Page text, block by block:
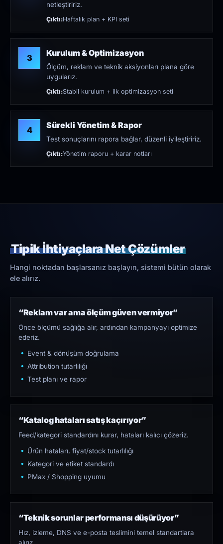
netleştiririz.
Çıktı:Haftalık plan + KPI seti
3 Kurulum & Optimizasyon
Ölçüm, reklam ve teknik aksiyonları plana göre
uygularız.
Çıktı:Stabil kurulum + ilk optimizasyon seti
4 Sürekli Yönetim & Rapor
Test sonuçlarını rapora bağlar, düzenli iyileştiririz.
Çıktı:Yönetim raporu + karar notları
Tipik İhtiyaçlara Net Çözümler
Hangi noktadan başlarsanız başlayın, sistemi bütün olarak
ele alırız.
“Reklam var ama ölçüm güven vermiyor”
Önce ölçümü sağlığa alır, ardından kampanyayı optimize
ederiz.
Event & dönüşüm doğrulama
Attribution tutarlılığı
Test planı ve rapor
“Katalog hataları satış kaçırıyor”
Feed/kategori standardını kurar, hataları kalıcı çözeriz.
Ürün hataları, fiyat/stock tutarlılığı
Kategori ve etiket standardı
PMax / Shopping uyumu
“Teknik sorunlar performansı düşürüyor”
Hız, izleme, DNS ve e-posta teslimini temel standartlara